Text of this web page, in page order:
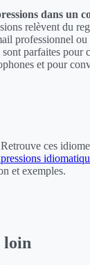
dans un
relèvent du
professionnel
parfaites pour
et pour
ces
et exemples.
loin